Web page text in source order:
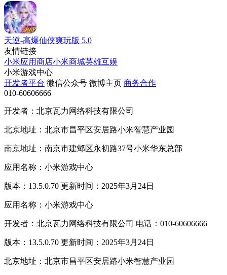
天逆-高爆仙侠爽玩版 5.0
友情链接
小米应用商店小米商城英雄互娱
小米游戏中心
开发者平台 微信公众号 微博主页 商务合作
010-60606666
开发者：北京瓦力网络科技有限公司
北京地址：北京市昌平区安居路小米智慧产业园
南京地址：南京市建邺区永初路37号小米华东总部
应用名称：小米游戏中心
版本：13.5.0.70 更新时间：2025年3月24日
应用名称：小米游戏中心
开发者：北京瓦力网络科技有限公司 电话：010-60606666
版本：13.5.0.70 更新时间：2025年3月24日
北京地址：北京市昌平区安居路小米智慧产业园